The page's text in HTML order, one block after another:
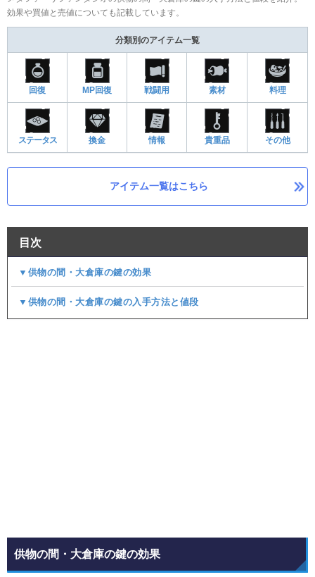
効果や買値と売値についても記載しています。
分類別のアイテム一覧
回復 MP回復 戦闘用 素材 料理
ステータス 換金 情報 貴重品 その他
アイテム一覧はこちら
目次
▼供物の間・大倉庫の鍵の効果
▼供物の間・大倉庫の鍵の入手方法と値段
供物の間・大倉庫の鍵の効果